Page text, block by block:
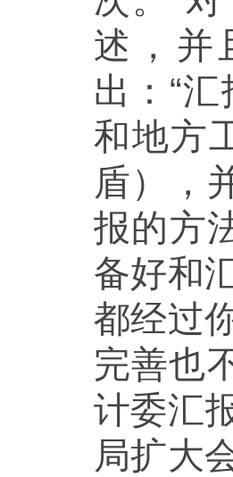
述，并
出：“
和地方
盾），
报的方
备好和
都经过
完善也
计委汇
局扩大